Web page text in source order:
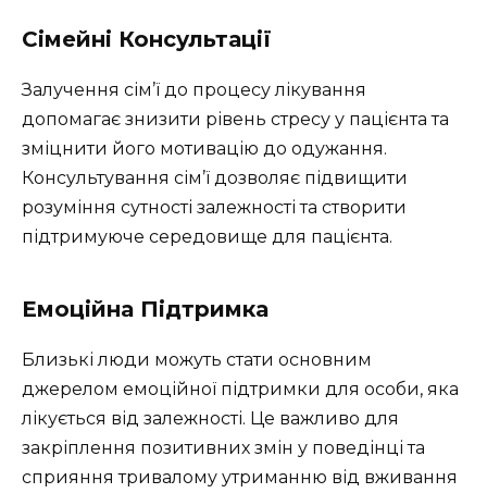
Сімейні Консультації
Залучення сім’ї до процесу лікування
допомагає знизити рівень стресу у пацієнта та
зміцнити його мотивацію до одужання.
Консультування сім’ї дозволяє підвищити
розуміння сутності залежності та створити
підтримуюче середовище для пацієнта.
Емоційна Підтримка
Близькі люди можуть стати основним
джерелом емоційної підтримки для особи, яка
лікується від залежності. Це важливо для
закріплення позитивних змін у поведінці та
сприяння тривалому утриманню від вживання